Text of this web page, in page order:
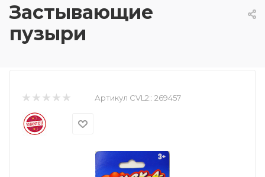
Застывающие
пузыри
Артикул CVL2:: 269457